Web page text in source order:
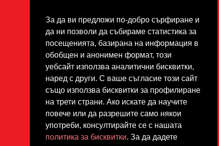
За да ви предложи по-добро сърфиране и
да ни позволи да събираме статистика за
посещенията, базирана на информация в
обобщен и анонимен формат, този
уебсайт използва аналитични бисквитки,
наред с други. С ваше съгласие този сайт
също използва бисквитки за профилиране
на трети страни. Ако искате да научите
повече или да разрешите само някои
употреби, консултирайте се с нашата
политика за бисквитки. За да дадете
Footer
Опровержение
Всички материали са
защитени с авторски права
под лиценза Creative Commons
CC BY-NC-ND.